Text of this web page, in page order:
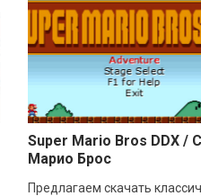
Super Mario Bros DDX /
Марио Брос
Предлагаем скачать